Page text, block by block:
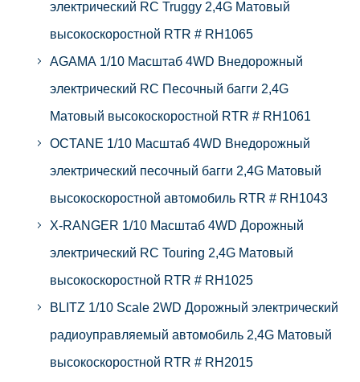
электрический RC Truggy 2,4G Матовый
высокоскоростной RTR # RH1065
AGAMA 1/10 Масштаб 4WD Внедорожный
электрический RC Песочный багги 2,4G
Матовый высокоскоростной RTR # RH1061
OCTANE 1/10 Масштаб 4WD Внедорожный
электрический песочный багги 2,4G Матовый
высокоскоростной автомобиль RTR # RH1043
X-RANGER 1/10 Масштаб 4WD Дорожный
электрический RC Touring 2,4G Матовый
высокоскоростной RTR # RH1025
BLITZ 1/10 Scale 2WD Дорожный электрический
радиоуправляемый автомобиль 2,4G Матовый
высокоскоростной RTR # RH2015